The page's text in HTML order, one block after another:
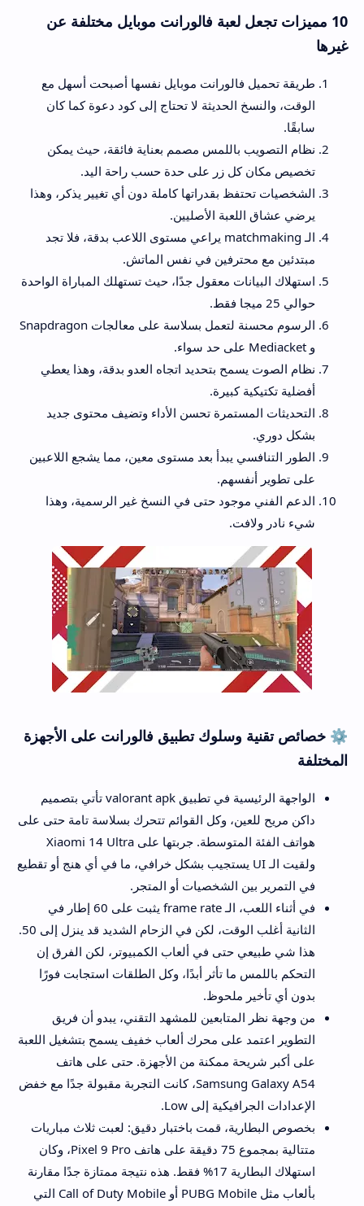
10 مميزات تجعل لعبة فالورانت موبايل مختلفة عن
غيرها
طريقة تحميل فالورانت موبايل نفسها أصبحت أسهل مع
الوقت، والنسخ الحديثة لا تحتاج إلى كود دعوة كما كان
سابقًا.
نظام التصويب باللمس مصمم بعناية فائقة، حيث يمكن
تخصيص مكان كل زر على حدة حسب راحة اليد.
الشخصيات تحتفظ بقدراتها كاملة دون أي تغيير يذكر، وهذا
يرضي عشاق اللعبة الأصليين.
الـ matchmaking يراعي مستوى اللاعب بدقة، فلا تجد
مبتدئين مع محترفين في نفس الماتش.
استهلاك البيانات معقول جدًا، حيث تستهلك المباراة الواحدة
حوالي 25 ميجا فقط.
الرسوم محسنة لتعمل بسلاسة على معالجات Snapdragon
و Mediacket على حد سواء.
نظام الصوت يسمح بتحديد اتجاه العدو بدقة، وهذا يعطي
أفضلية تكتيكية كبيرة.
التحديثات المستمرة تحسن الأداء وتضيف محتوى جديد
بشكل دوري.
الطور التنافسي يبدأ بعد مستوى معين، مما يشجع اللاعبين
على تطوير أنفسهم.
الدعم الفني موجود حتى في النسخ غير الرسمية، وهذا
شيء نادر ولافت.
⚙️ خصائص تقنية وسلوك تطبيق فالورانت على الأجهزة
المختلفة
الواجهة الرئيسية في تطبيق valorant apk تأتي بتصميم
داكن مريح للعين، وكل القوائم تتحرك بسلاسة تامة حتى على
هواتف الفئة المتوسطة. جربتها على Xiaomi 14 Ultra
ولقيت الـ UI يستجيب بشكل خرافي، ما في أي هنج أو تقطيع
في التمرير بين الشخصيات أو المتجر.
في أثناء اللعب، الـ frame rate يثبت على 60 إطار في
الثانية أغلب الوقت، لكن في الزحام الشديد قد ينزل إلى 50.
هذا شي طبيعي حتى في ألعاب الكمبيوتر، لكن الفرق إن
التحكم باللمس ما تأثر أبدًا، وكل الطلقات استجابت فورًا
بدون أي تأخير ملحوظ.
من وجهة نظر المتابعين للمشهد التقني، يبدو أن فريق
التطوير اعتمد على محرك ألعاب خفيف يسمح بتشغيل اللعبة
على أكبر شريحة ممكنة من الأجهزة. حتى على هاتف
Samsung Galaxy A54، كانت التجربة مقبولة جدًا مع خفض
الإعدادات الجرافيكية إلى Low.
بخصوص البطارية، قمت باختبار دقيق: لعبت ثلاث مباريات
متتالية بمجموع 75 دقيقة على هاتف Pixel 9 Pro، وكان
استهلاك البطارية 17% فقط. هذه نتيجة ممتازة جدًا مقارنة
بألعاب مثل PUBG Mobile أو Call of Duty Mobile التي